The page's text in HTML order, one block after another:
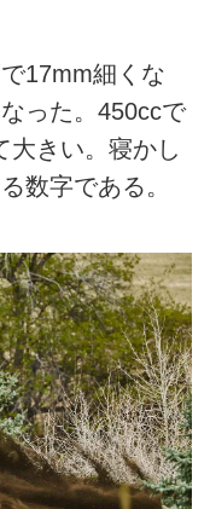
17mm細くな
った。450ccで
大きい。寝かし
数字である。